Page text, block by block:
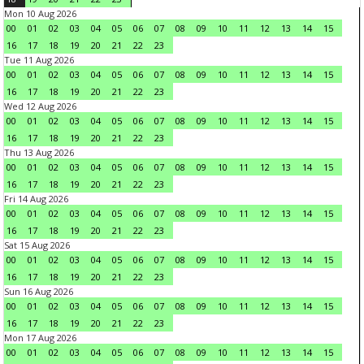
Mon 10 Aug 2026
00
01 02 03 04 05 06 07 08 09 10 11 12 13 14
15
16
17 18 19 20 21 22
23
Tue 11 Aug 2026
00
01 02 03 04 05 06 07 08 09 10 11 12 13 14
15
16
17 18 19 20 21 22
23
Wed 12 Aug 2026
00
01 02 03 04 05 06 07 08 09 10 11 12 13 14
15
16
17 18 19 20 21 22
23
Thu 13 Aug 2026
00
01 02 03 04 05 06 07 08 09 10 11 12 13 14
15
16
17 18 19 20 21 22
23
Fri 14 Aug 2026
00
01 02 03 04 05 06 07 08 09 10 11 12 13 14
15
16
17 18 19 20 21 22
23
Sat 15 Aug 2026
00
01 02 03 04 05 06 07 08 09 10 11 12 13 14
15
16
17 18 19 20 21 22
23
Sun 16 Aug 2026
00
01 02 03 04 05 06 07 08 09 10 11 12 13 14
15
16
17 18 19 20 21 22
23
Mon 17 Aug 2026
00
01 02 03 04 05 06 07 08 09 10 11 12 13 14
15